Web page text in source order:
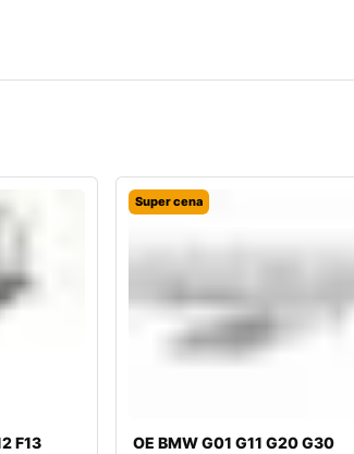
F13
Super cena
OE BMW G01 G11 G20 G30